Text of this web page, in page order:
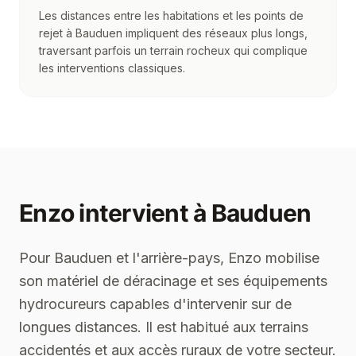
Les distances entre les habitations et les points de
rejet à Bauduen impliquent des réseaux plus longs,
traversant parfois un terrain rocheux qui complique
les interventions classiques.
Enzointervient à Bauduen
Pour Bauduen et l'arrière-pays, Enzo mobilise
son matériel de déracinage et ses équipements
hydrocureurs capables d'intervenir sur de
longues distances. Il est habitué aux terrains
accidentés et aux accès ruraux de votre secteur.